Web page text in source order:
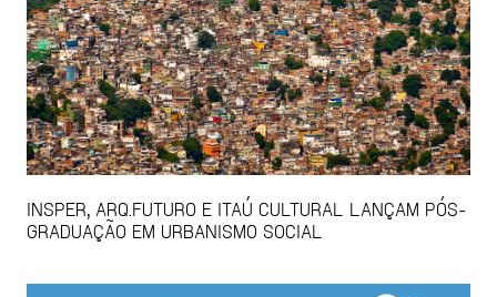
INSPER, ARQ.FUTURO E ITAÚ CULTURAL LANÇAM PÓS-
GRADUAÇÃO EM URBANISMO SOCIAL